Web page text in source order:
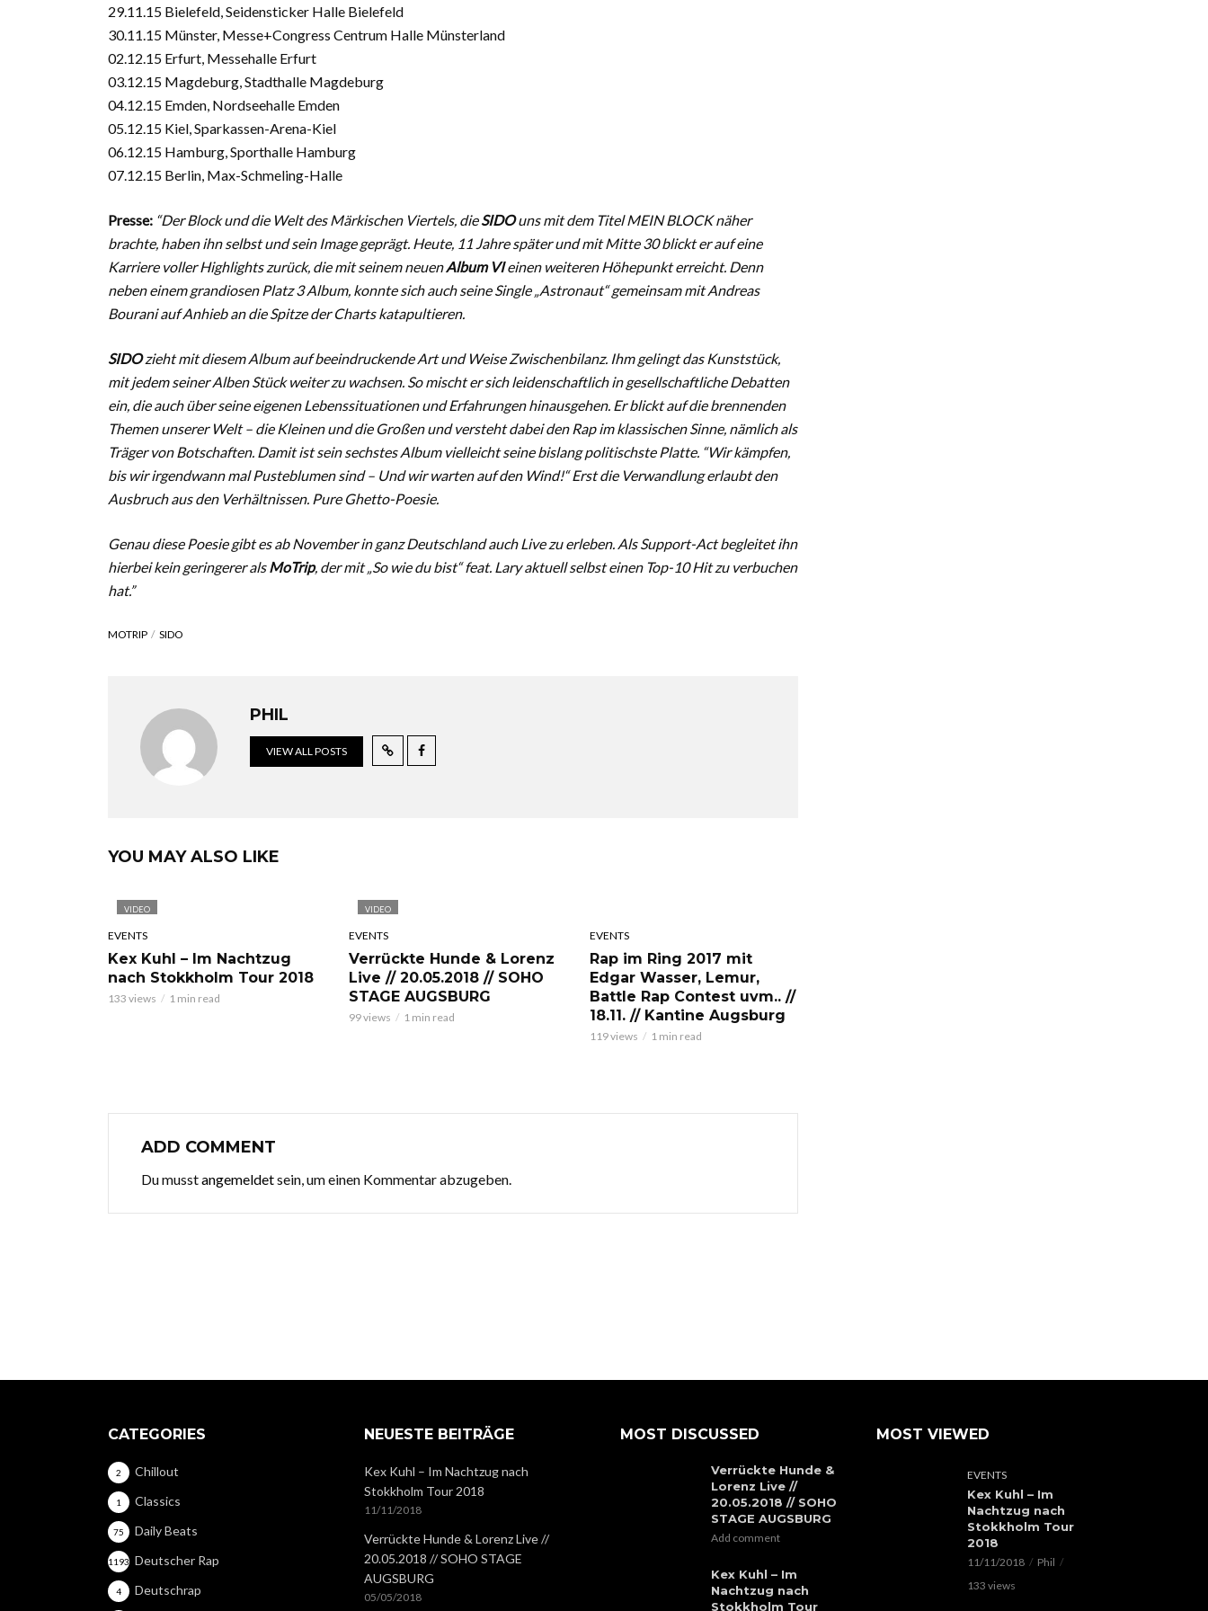
29.11.15 Bielefeld, Seidensticker Halle Bielefeld
30.11.15 Münster, Messe+Congress Centrum Halle Münsterland
02.12.15 Erfurt, Messehalle Erfurt
03.12.15 Magdeburg, Stadthalle Magdeburg
04.12.15 Emden, Nordseehalle Emden
05.12.15 Kiel, Sparkassen-Arena-Kiel
06.12.15 Hamburg, Sporthalle Hamburg
07.12.15 Berlin, Max-Schmeling-Halle
Presse: “Der Block und die Welt des Märkischen Viertels, dieSIDOuns mit dem Titel MEIN BLOCK näher
brachte, haben ihn selbst und sein Image geprägt. Heute, 11 Jahre später und mit Mitte 30 blickt er auf eine
Karriere voller Highlights zurück, die mit seinem neuenAlbum VIeinen weiteren Höhepunkt erreicht. Denn
neben einem grandiosen Platz 3 Album, konnte sich auch seine Single „Astronaut“ gemeinsam mit Andreas
Bourani auf Anhieb an die Spitze der Charts katapultieren.
SIDOzieht mit diesem Album auf beeindruckende Art und Weise Zwischenbilanz. Ihm gelingt das Kunststück,
mit jedem seiner Alben Stück weiter zu wachsen. So mischt er sich leidenschaftlich in gesellschaftliche Debatten
ein, die auch über seine eigenen Lebenssituationen und Erfahrungen hinausgehen. Er blickt auf die brennenden
Themen unserer Welt – die Kleinen und die Großen und versteht dabei den Rap im klassischen Sinne, nämlich als
Träger von Botschaften. Damit ist sein sechstes Album vielleicht seine bislang politischste Platte. “Wir kämpfen,
bis wir irgendwann mal Pusteblumen sind – Und wir warten auf den Wind!“ Erst die Verwandlung erlaubt den
Ausbruch aus den Verhältnissen. Pure Ghetto-Poesie.
Genau diese Poesie gibt es ab November in ganz Deutschland auch Live zu erleben. Als Support-Act begleitet ihn
hierbei kein geringerer alsMoTrip, der mit „So wie du bist“ feat. Lary aktuell selbst einen Top-10 Hit zu verbuchen
hat.”
MOTRIP SIDO
PHIL
VIEW ALL POSTS
YOU MAY ALSO LIKE
VIDEO
EVENTS
Kex Kuhl – Im Nachtzug
nach Stokkholm Tour 2018
133 views 1 min read
VIDEO
EVENTS
Verrückte Hunde & Lorenz
Live // 20.05.2018 // SOHO
STAGE AUGSBURG
99 views 1 min read
EVENTS
Rap im Ring 2017 mit
Edgar Wasser, Lemur,
Battle Rap Contest uvm.. //
18.11. // Kantine Augsburg
119 views 1 min read
ADD COMMENT
Du musstangemeldetsein, um einen Kommentar abzugeben.
CATEGORIES
Chillout
2
Classics
1
Daily Beats
75
Deutscher Rap
1193
Deutschrap
4
NEUESTE BEITRÄGE
Kex Kuhl – Im Nachtzug nach
Stokkholm Tour 2018
11/11/2018
Verrückte Hunde & Lorenz Live //
20.05.2018 // SOHO STAGE
AUGSBURG
05/05/2018
MOST DISCUSSED
Verrückte Hunde &
Lorenz Live //
20.05.2018 // SOHO
STAGE AUGSBURG
Add comment
Kex Kuhl – Im
Nachtzug nach
Stokkholm Tour
MOST VIEWED
EVENTS
Kex Kuhl – Im
Nachtzug nach
Stokkholm Tour
2018
11/11/2018
Phil
133 views